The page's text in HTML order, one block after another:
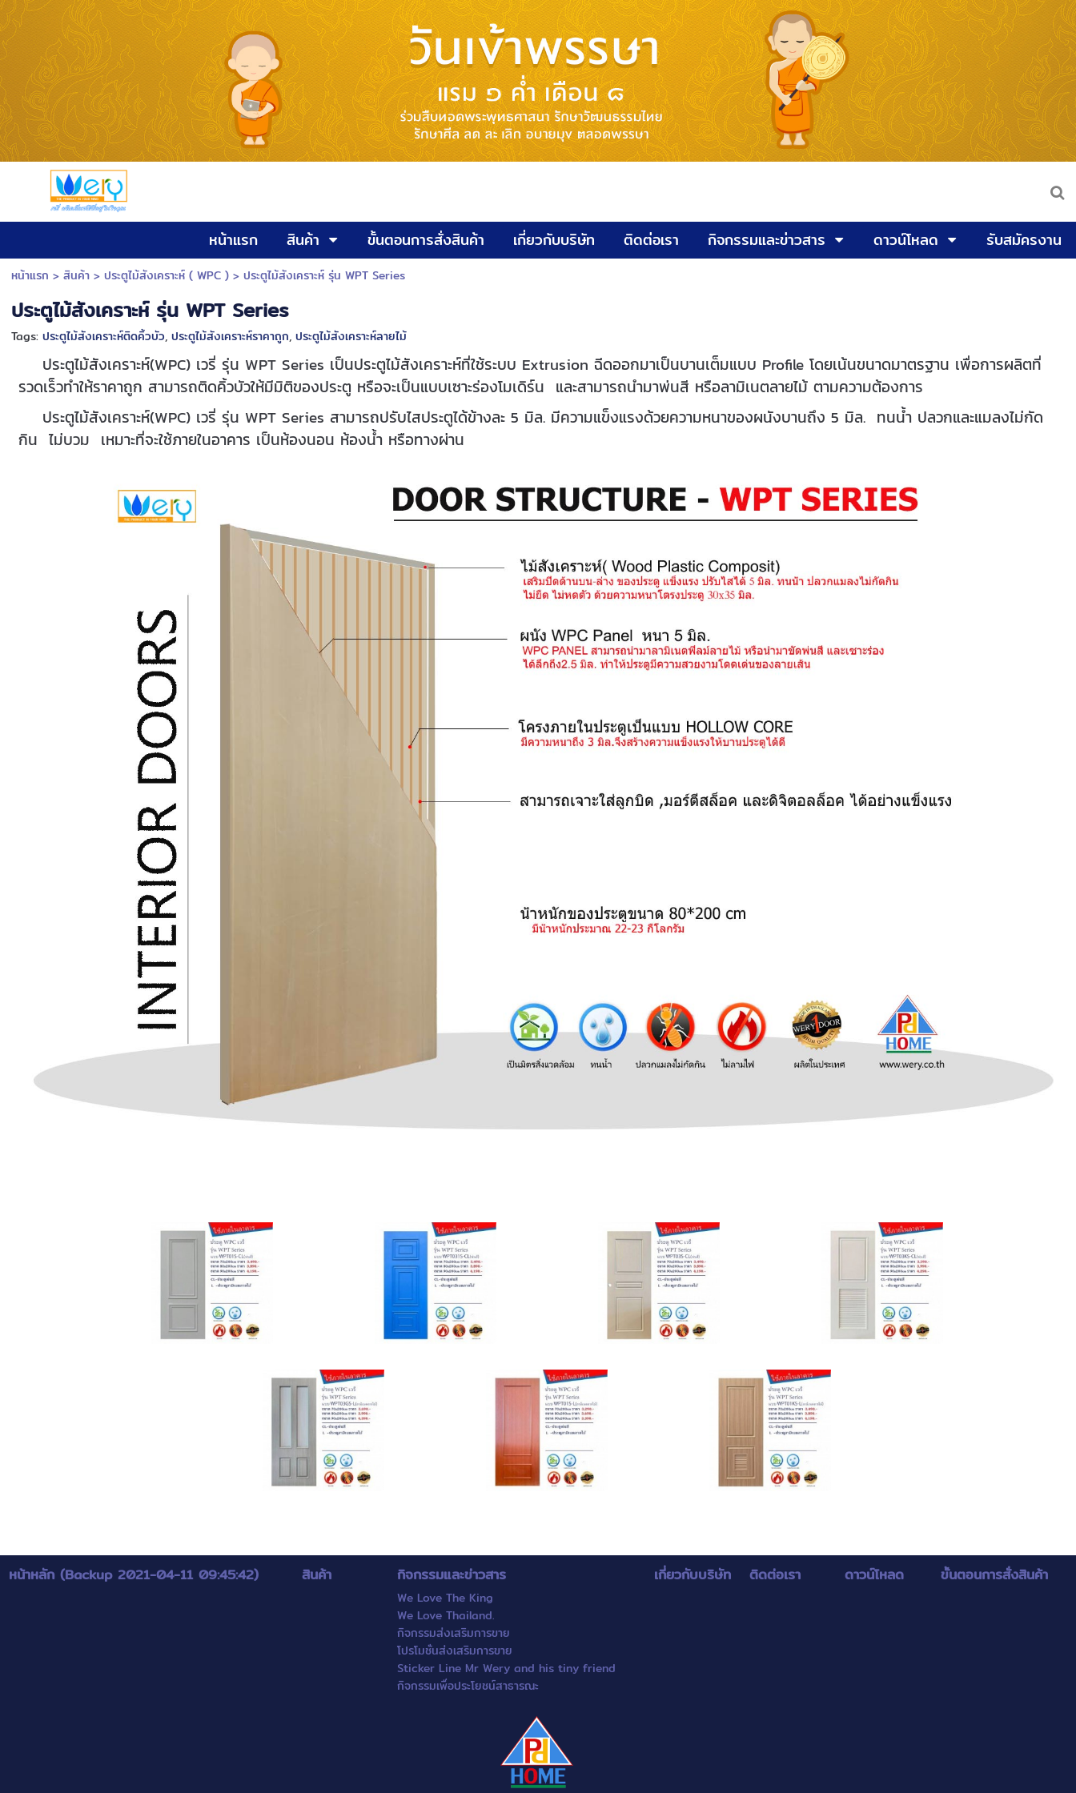
หน้าแรก สินค้า ขั้นตอนการสั่งสินค้า เกี่ยวกับบริษัท ติดต่อเรา กิจกรรมและข่าวสาร ดาวน์โหลด รับสมัครงาน
หน้าแรก > สินค้า > ประตูไม้สังเคราะห์ ( WPC )> ประตูไม้สังเคราะห์ รุ่น WPT Series
ประตูไม้สังเคราะห์ รุ่น WPT Series
Tags: ประตูไม้สังเคราะห์ติดคิ้วบัว, ประตูไม้สังเคราะห์ราคาถูก, ประตูไม้สังเคราะห์ลายไม้
ประตูไม้สังเคราะห์(WPC) เวรี่ รุ่น WPT Series เป็นประตูไม้สังเคราะห์ที่ใช้ระบบ Extrusion ฉีดออกมาเป็นบานเต็มแบบ Profile โดยเน้นขนาดมาตรฐาน เพื่อการผลิตที่
รวดเร็วทำให้ราคาถูก สามารถติดคิ้วบัวให้มีมิติของประตู หรือจะเป็นแบบเซาะร่องโมเดิร์น และสามารถนำมาพ่นสี หรือลามิเนตลายไม้ ตามความต้องการ
ประตูไม้สังเคราะห์(WPC) เวรี่ รุ่น WPT Series สามารถปรับไสประตูได้ข้างละ 5 มิล. มีความแข็งแรงด้วยความหนาของผนังบานถึง 5 มิล. ทนน้ำ ปลวกและแมลงไม่กัด
กิน ไม่บวม เหมาะที่จะใช้ภายในอาคาร เป็นห้องนอน ห้องน้ำ หรือทางผ่าน
หน้าหลัก (Backup 2021-04-11 09:45:42) สินค้า กิจกรรมและข่าวสาร
We Love The King
We Love Thailand.
กิจกรรมส่งเสริมการขาย
โปรโมชั่นส่งเสริมการขาย
Sticker Line Mr Wery and his tiny friend
กิจกรรมเพื่อประโยชน์สาธารณะ
เกี่ยวกับบริษัท ติดต่อเรา ดาวน์โหลด ขั้นตอนการสั่งสินค้า